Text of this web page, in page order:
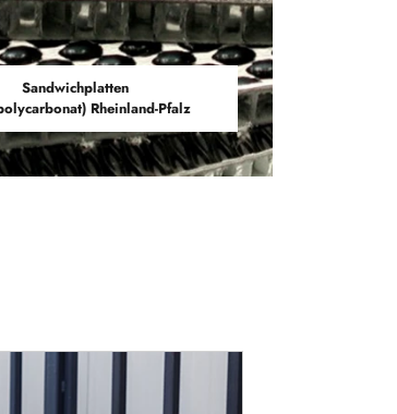
Sandwichplatten
Rheinland-Pfalz